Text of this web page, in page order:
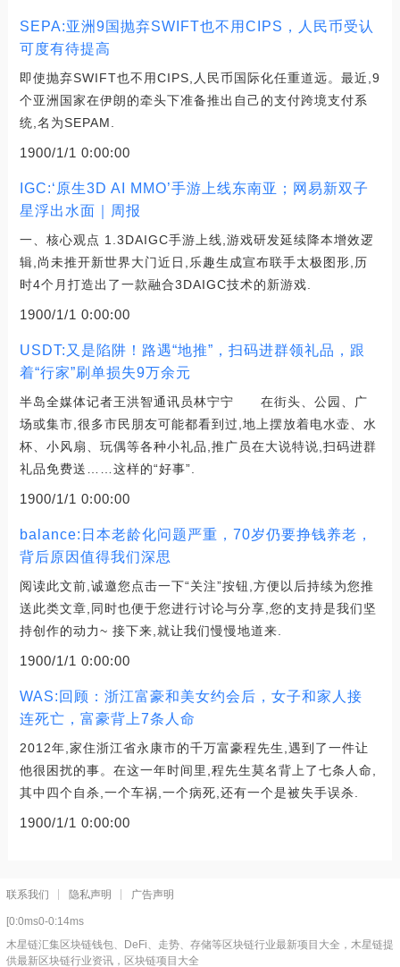
SEPA:亚洲9国抛弃SWIFT也不用CIPS，人民币受认
可度有待提高
即使抛弃SWIFT也不用CIPS,人民币国际化任重道远。最近,9
个亚洲国家在伊朗的牵头下准备推出自己的支付跨境支付系
统,名为SEPAM.
1900/1/1 0:00:00
IGC:‘原生3D AI MMO’手游上线东南亚；网易新双子
星浮出水面｜周报
一、核心观点 1.3DAIGC手游上线,游戏研发延续降本增效逻
辑,尚未推开新世界大门近日,乐趣生成宣布联手太极图形,历
时4个月打造出了一款融合3DAIGC技术的新游戏.
1900/1/1 0:00:00
USDT:又是陷阱！路遇“地推”，扫码进群领礼品，跟
着“行家”刷单损失9万余元
半岛全媒体记者王洪智通讯员林宁宁 在街头、公园、广
场或集市,很多市民朋友可能都看到过,地上摆放着电水壶、水
杯、小风扇、玩偶等各种小礼品,推广员在大说特说,扫码进群
礼品免费送……这样的“好事”.
1900/1/1 0:00:00
balance:日本老龄化问题严重，70岁仍要挣钱养老，
背后原因值得我们深思
阅读此文前,诚邀您点击一下“关注”按钮,方便以后持续为您推
送此类文章,同时也便于您进行讨论与分享,您的支持是我们坚
持创作的动力~ 接下来,就让我们慢慢地道来.
1900/1/1 0:00:00
WAS:回顾：浙江富豪和美女约会后，女子和家人接
连死亡，富豪背上7条人命
2012年,家住浙江省永康市的千万富豪程先生,遇到了一件让
他很困扰的事。在这一年时间里,程先生莫名背上了七条人命,
其中四个自杀,一个车祸,一个病死,还有一个是被失手误杀.
1900/1/1 0:00:00
联系我们 隐私声明 广告声明
[0:0ms0-0:14ms
木星链汇集区块链钱包、DeFi、走势、存储等区块链行业最新项目大全，木星链提
供最新区块链行业资讯，区块链项目大全